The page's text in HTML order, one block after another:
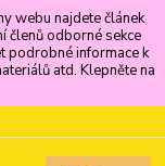
webu najdete článek
členů odborné sekce
podrobné informace k
atd. Klepněte na